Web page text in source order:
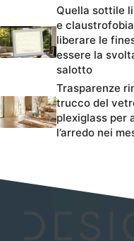
Quella sottile
e
liberare le
essere la
salotto
Trasparenze
trucco del
plexiglass per
l’arredo nei